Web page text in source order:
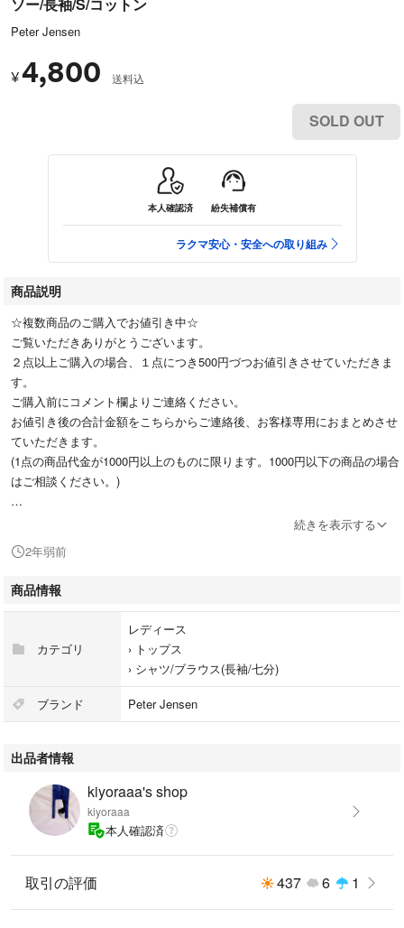
ソー/長袖/S/コットン
Peter Jensen
¥4,800 送料込
SOLD OUT
本人確認済 紛失補償有
ラクマ安心・安全への取り組み
商品説明
☆複数商品のご購入でお値引き中☆
ご覧いただきありがとうございます。
２点以上ご購入の場合、１点につき500円づつお値引きさせていただきま
す。
ご購入前にコメント欄よりご連絡ください。
お値引き後の合計金額をこちらからご連絡後、お客様専用におまとめさせ
ていただきます。
(1点の商品代金が1000円以上のものに限ります。1000円以下の商品の場合
はご相談ください。)
ストライプカラーの上品な雰囲気のシャツです。
絶妙なシルエットデザインや
目立ったシミや毛玉、破損箇所などはなく良好です。
まだまだお使いいただけるお品だと思います。
続きを表示する
2年弱前
商品情報
カテゴリ
レディース
› トップス
› シャツ/ブラウス(長袖/七分)
ブランド Peter Jensen
出品者情報
kiyoraaa's shop
kiyoraaa
本人確認済
取引の評価 437 6 1